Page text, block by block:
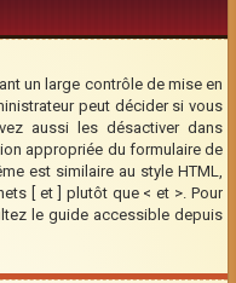
un large contrôle de mise en
peut décider si vous
aussi les désactiver dans
appropriée du formulaire de
est similaire au style HTML,
[ et ] plutôt que < et >. Pour
le guide accessible depuis